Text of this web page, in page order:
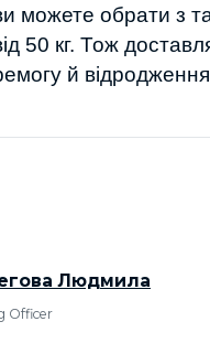
обрати з
50 кг. Тож
й
Людмила
Officer